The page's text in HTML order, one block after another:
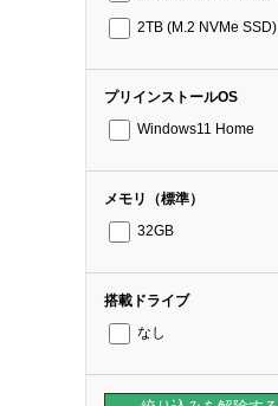
2TB (M.2 NVMe SSD)
プリインストールOS
Windows11 Home
メモリ（標準）
32GB
搭載ドライブ
なし